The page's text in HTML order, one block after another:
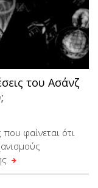
του Ασάνζ
φαίνεται ότι